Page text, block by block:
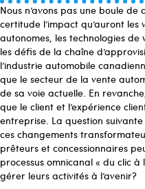
Nous n’avons pas une boule
certitude l’impact qu’auront les
autonomes, les technologies
les défis de la chaîne
l’industrie automobile
que le secteur de la vente
de sa voie actuelle. En
que le client et l’expérience
entreprise. La question suivante
ces changements
prêteurs et concessionnaires
processus omnicanal « du clic
gérer leurs activités à l’avenir?